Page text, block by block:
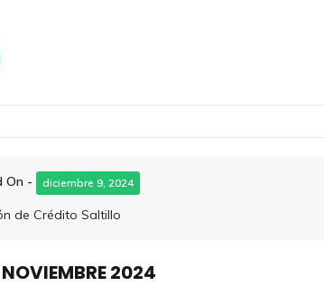
On - diciembre 9, 2024
de Crédito Saltillo
2024